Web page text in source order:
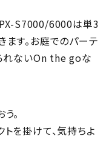
PX-S7000/6000は単3
す。お庭でのパーテ
れないOn the goな
。
を掛けて、気持ちよ